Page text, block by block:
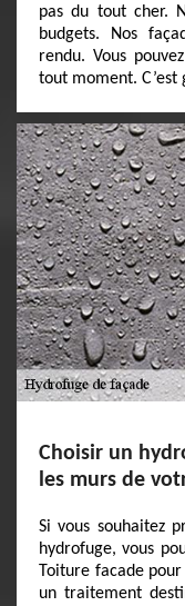
pas du tout cher.
budgets. Nos
rendu. Vous
tout moment.
Choisir un
les murs de
Si vous souhaitez
hydrofuge, vous
Toiture facade
un traitement